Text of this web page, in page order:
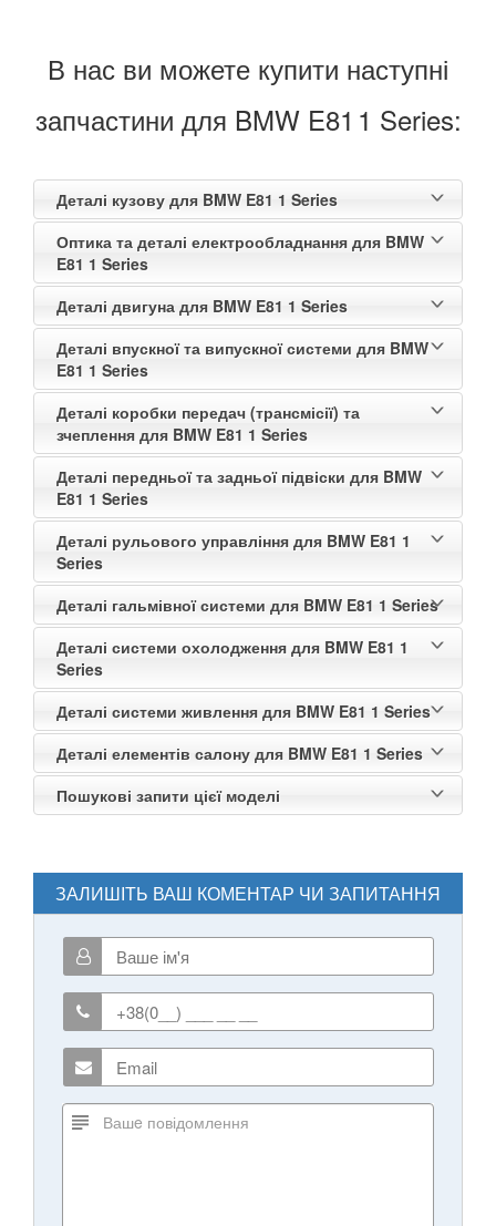
В нас ви можете купити наступні
запчастини для BMW E81 1 Series:
Деталі кузову для BMW E81 1 Series
Оптика та деталі електрообладнання для BMW
E81 1 Series
Деталі двигуна для BMW E81 1 Series
Деталі впускної та випускної системи для BMW
E81 1 Series
Деталі коробки передач (трансмісії) та
зчеплення для BMW E81 1 Series
Деталі передньої та задньої підвіски для BMW
E81 1 Series
Деталі рульового управління для BMW E81 1
Series
Деталі гальмівної системи для BMW E81 1 Series
Деталі системи охолодження для BMW E81 1
Series
Деталі системи живлення для BMW E81 1 Series
Деталі елементів салону для BMW E81 1 Series
Пошукові запити цієї моделі
ЗАЛИШІТЬ ВАШ КОМЕНТАР ЧИ ЗАПИТАННЯ